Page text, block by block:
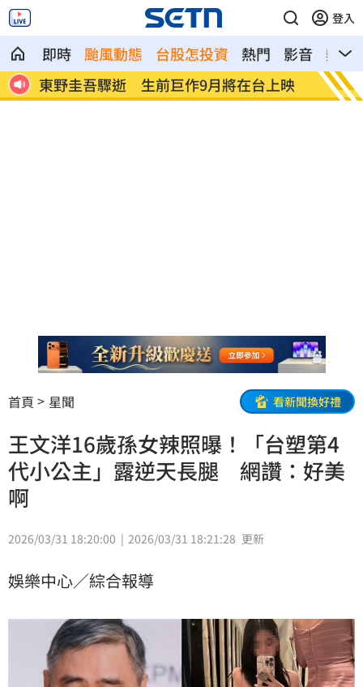
登入
即時 颱風動態 台股怎投資 熱門 影音
熱搜
上映
台韓出口首超日本 「 這需求」成關鍵
死
首頁 星聞 看新聞換好禮
王文洋16歲孫女辣照曝！「台塑第4
代小公主」露逆天長腿 網讚：好美
啊
2026/03/31 18:20:00 2026/03/31 18:21:28 更新
娛樂中心／綜合報導